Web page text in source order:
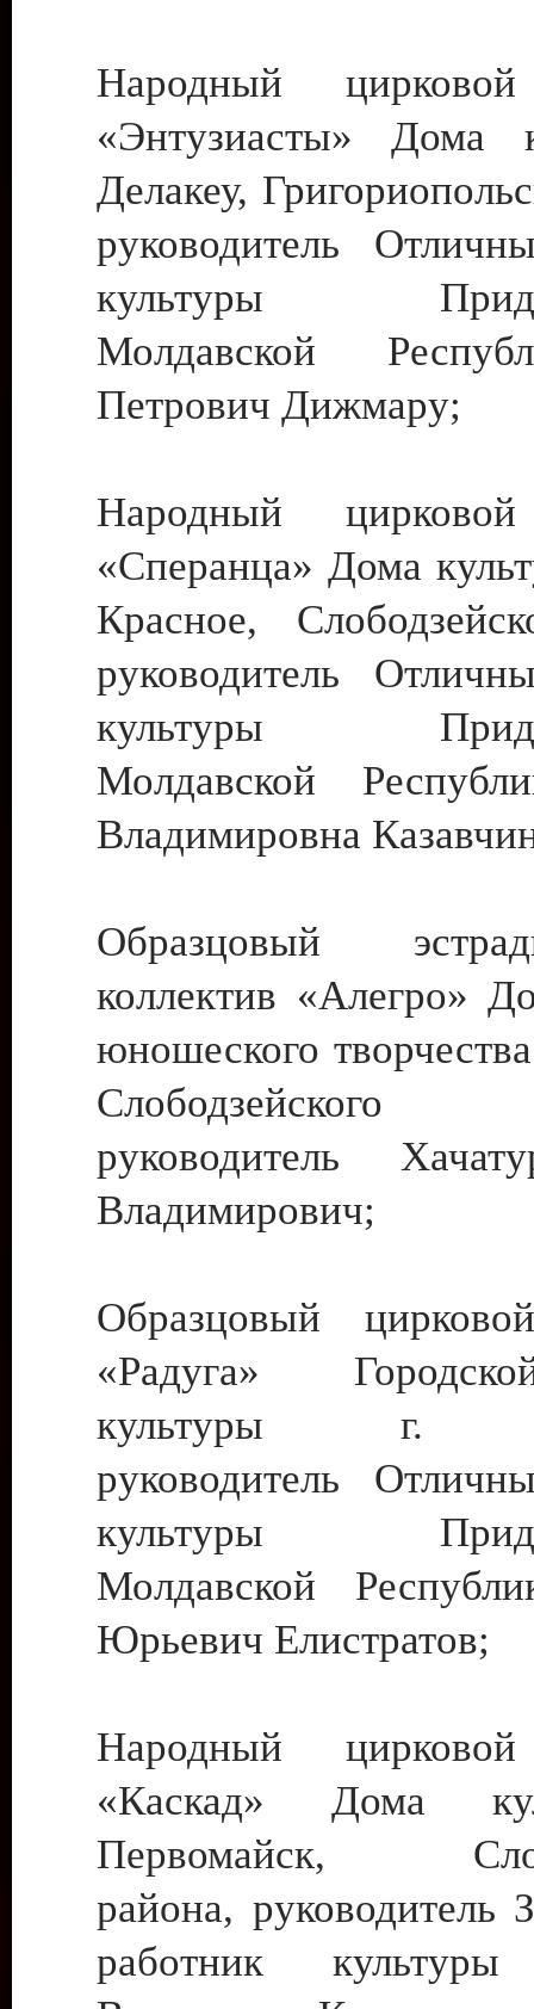
Народный цирковой
«Энтузиасты» Дома
Делакеу,
руководитель
культуры
Молдавской
Петрович Дижмару;
Народный цирковой
«Сперанца» Дома
Красное,
руководитель
культуры
Молдавской
Владимировна
Образцовый
коллектив «Алегро»
юношеского
руководитель
Владимирович;
Образцовый
«Радуга»
культуры г.
руководитель
культуры
Молдавской
Юрьевич Елистратов;
Народный цирковой
«Каскад» Дома
Первомайск,
района, руководитель
работник культуры